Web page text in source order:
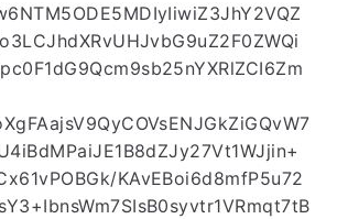
KAvEBoi6d8mfP5u72